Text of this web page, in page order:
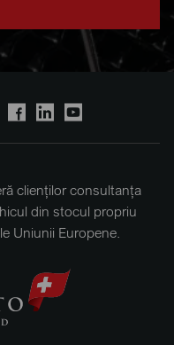
clienților consultanța
din stocul propriu
Uniunii Europene.